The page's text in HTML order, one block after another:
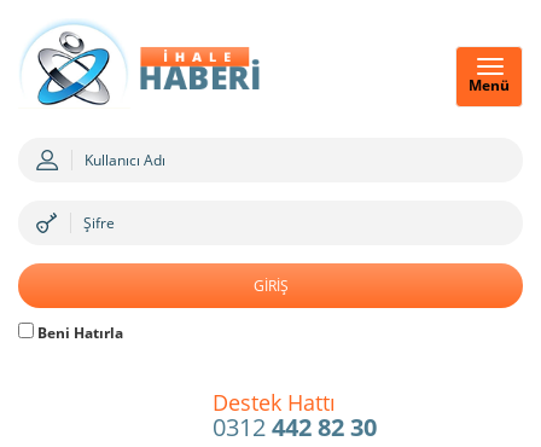
Menü
Beni Hatırla
Destek Hattı
0312442 82 30